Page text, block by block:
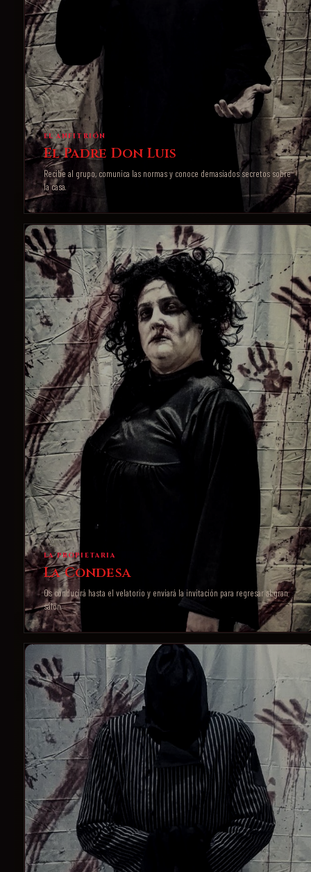
EL ANFITRIÓN
El Padre Don Luis
Recibe al grupo, comunica las normas y conoce demasiados secretos sobre
la casa.
LA PROPIETARIA
La Condesa
Os conducirá hasta el velatorio y enviará la invitación para regresar al gran
salón.